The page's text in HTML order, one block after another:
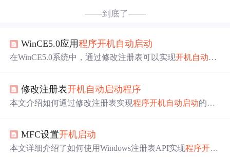
——到底了——
WinCE5.0应用程序开机自动启动
在WinCE5.0系统中，通过修改注册表可以实现开机自动启
0。如果担心黑屏风险，可以在shellrun.exe
和备用启动explorer.exe 的逻辑。
修改注册表开机自动 启动程序
本文介绍如何通过修改注册表实现程序开机自动 启动的方
MFC设置开机启动
本文详细介绍了如何使用Windows注册表API实现程序开机